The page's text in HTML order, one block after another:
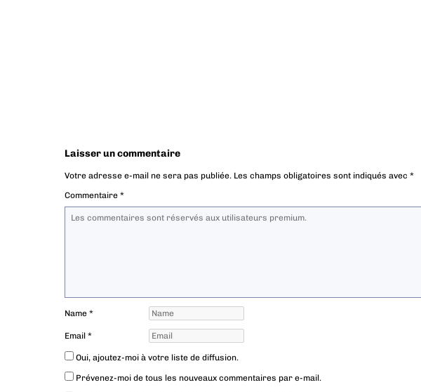
Laisser un commentaire
Votre adresse e-mail ne sera pas publiée. Les champs obligatoires sont indiqués avec *
Commentaire *
Name *
Email *
Oui, ajoutez-moi à votre liste de diffusion.
Prévenez-moi de tous les nouveaux commentaires par e-mail.